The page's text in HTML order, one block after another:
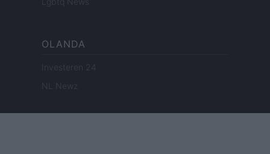
OLANDA
Investeren 24
NL Newz